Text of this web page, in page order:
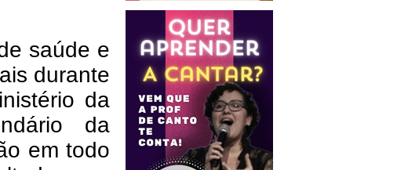
saúde e
durante
da
da
em todo